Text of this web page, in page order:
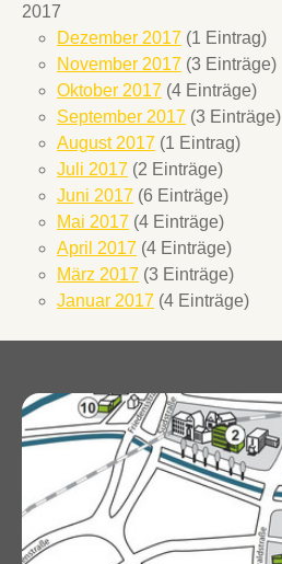
2017
Dezember 2017 (1 Eintrag)
November 2017 (3 Einträge)
Oktober 2017 (4 Einträge)
September 2017 (3 Einträge)
August 2017 (1 Eintrag)
Juli 2017 (2 Einträge)
Juni 2017 (6 Einträge)
Mai 2017 (4 Einträge)
April 2017 (4 Einträge)
März 2017 (3 Einträge)
Januar 2017 (4 Einträge)